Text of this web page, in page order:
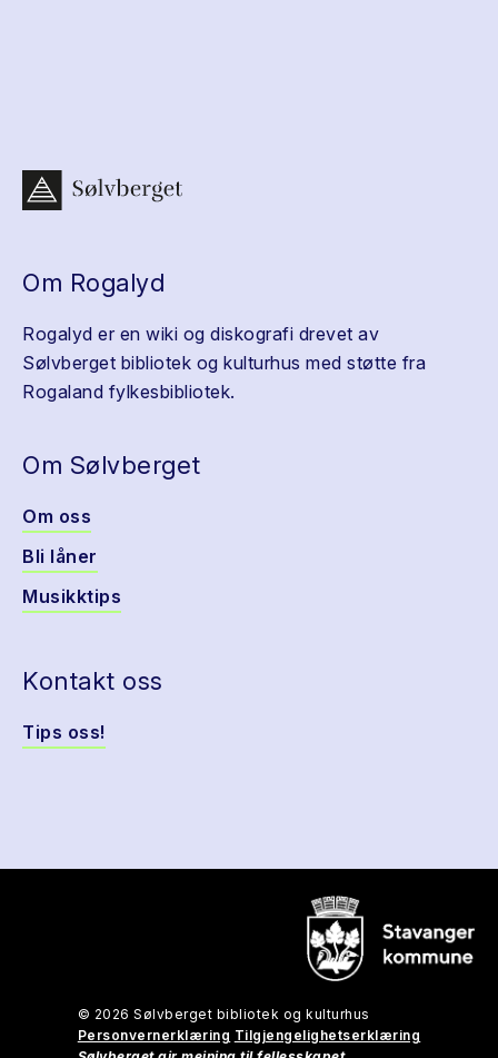
Om Rogalyd
Rogalyd er en wiki og diskografi drevet av
Sølvberget bibliotek og kulturhus med støtte fra
Rogaland fylkesbibliotek.
Om Sølvberget
Om oss
Bli låner
Musikktips
Kontakt oss
Tips oss!
© 2026 Sølvberget bibliotek og kulturhus
Personvernerklæring Tilgjengelighetserklæring